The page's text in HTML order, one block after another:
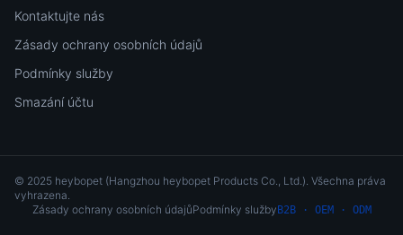
Kontaktujte nás
Zásady ochrany osobních údajů
Podmínky služby
Smazání účtu
© 2025 heybopet (Hangzhou heybopet Products Co., Ltd.). Všechna práva
vyhrazena.
Zásady ochrany osobních údajůPodmínky služby B2B · OEM · ODM